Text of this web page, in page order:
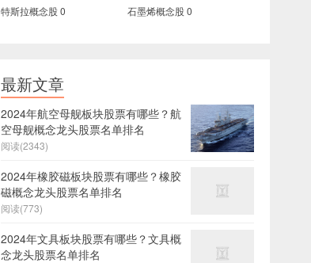
特斯拉概念股0 石墨烯概念股0
最新文章
2024年航空母舰板块股票有哪些？航
空母舰概念龙头股票名单排名
阅读(2343)
2024年橡胶磁板块股票有哪些？橡胶
磁概念龙头股票名单排名
阅读(773)
2024年文具板块股票有哪些？文具概
念龙头股票名单排名